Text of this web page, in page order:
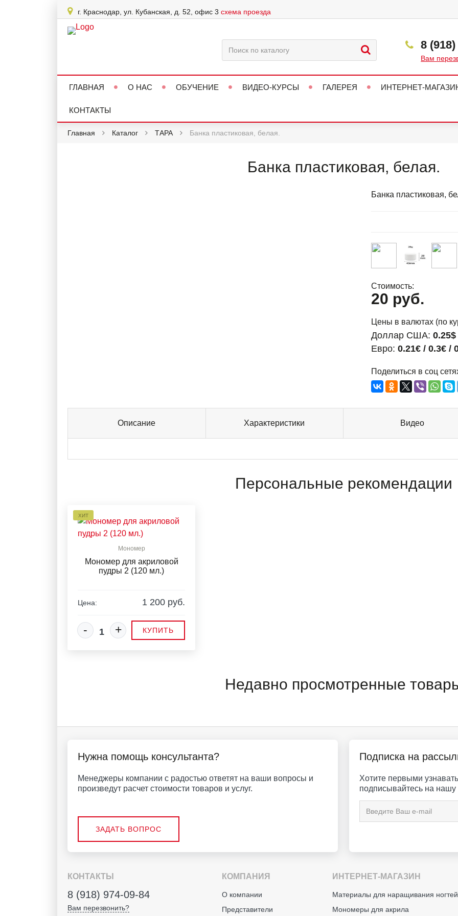
г. Краснодар, ул. Кубанская, д. 52, офис 3 схема проезда
8
Вам
ГЛАВНАЯ О НАС ОБУЧЕНИЕ ВИДЕО-КУРСЫ ГАЛЕРЕЯ ИНТЕРНЕТ-
КОНТАКТЫ
Главная Каталог ТАРА Банка пластиковая, белая.
Банка пластиковая, белая.
Банка пластиковая,
Стоимость:
20 руб.
Цены в валютах (по
Доллар США:
Евро: 0.21€ / 0.3€ /
Поделиться в соц
Описание Характеристики Видео
Персональные рекомендации
ХИТ
Мономер
Мономер для акриловой
пудры 2 (120 мл.)
Цена: 1 200 руб.
- + КУПИТЬ
Недавно просмотренные
Нужна помощь консультанта?
Менеджеры компании с радостью ответят на ваши вопросы и
произведут расчет стоимости товаров и услуг.
ЗАДАТЬ ВОПРОС
Подписка на
Хотите первыми
подписывайтесь на нашу
КОНТАКТЫ
8 (918) 974-09-84
Вам перезвонить?
КОМПАНИЯ
О компании
Представители
ИНТЕРНЕТ-МАГАЗИН
Материалы для наращивания ногтей
Мономеры для акрила